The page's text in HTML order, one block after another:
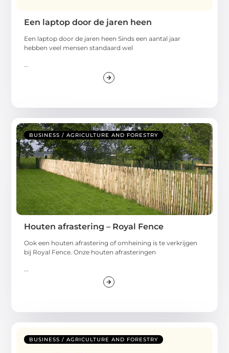
Een laptop door de jaren heen
Een laptop door de jaren heen Sinds een aantal jaar
hebben veel mensen standaard wel
BUSINESS / AGRICULTURE AND FORESTRY
Houten afrastering – Royal Fence
Ook een houten afrastering of omheining is te verkrijgen
bij Royal Fence. Onze houten afrasteringen
BUSINESS / AGRICULTURE AND FORESTRY